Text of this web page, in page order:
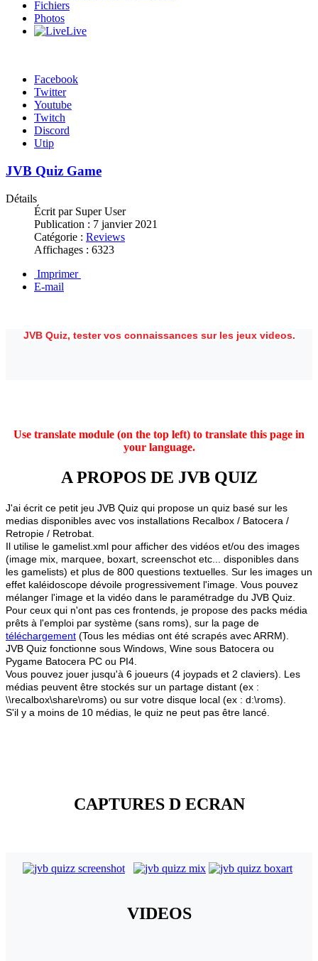
Fichiers
Photos
Live
Facebook
Twitter
Youtube
Twitch
Discord
Utip
JVB Quiz Game
Détails
Écrit par Super User
Publication : 7 janvier 2021
Catégorie : Reviews
Affichages : 6323
Imprimer
E-mail
JVB Quiz, tester vos connaissances sur les jeux videos.
Use translate module (on the top left) to translate this page in
your language.
A PROPOS DE JVB QUIZ
J'ai écrit ce petit jeu JVB Quiz qui propose un quiz basé sur les
medias disponibles avec vos installations Recalbox / Batocera /
Retropie / Retrobat.
Il utilise le gamelist.xml pour afficher des vidéos et/ou des images
(image mix, marquee, boxart, screenschot etc... disponibles dans
les gamelists) et plus de 800 questions textuelles. Sur les images un
effet kaléidoscope dévoile progressivement l'image. Vous pouvez
mélanger l'image et la vidéo dans le paramétradge du JVB Quiz.
Pour ceux qui n'ont pas ces frontends, je propose des packs média
prêts à l'emploi par système (sans roms), sur la page de
téléchargement (Tous les médias ont été scrapés avec ARRM).
JVB Quiz fonctionne sous Windows, Wine sous Batocera ou
Pygame Batocera PC ou PI4.
Vous pouvez jouer jusqu'à 6 joueurs (4 joypads et 2 claviers). Les
médias peuvent être stockés sur un partage distant (ex :
\\recalbox\share\roms) ou sur votre disque local (ex : d:\roms).
S'il y a moins de 10 médias, le quiz ne peut pas être lancé.
CAPTURES D ECRAN
VIDEOS